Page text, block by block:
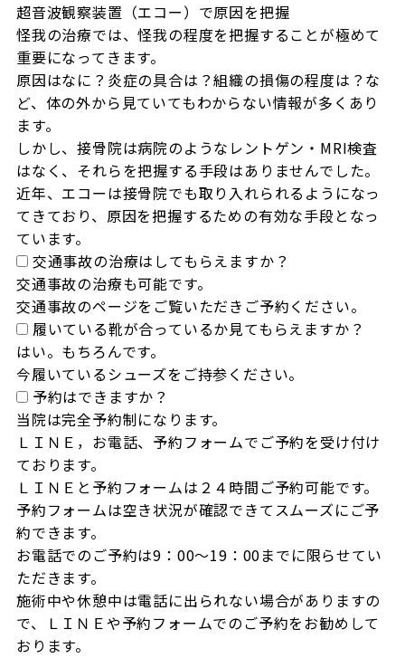
超音波観察装置（エコー）で原因を把握
怪我の治療では、怪我の程度を把握することが極めて
重要になってきます。
原因はなに？炎症の具合は？組織の損傷の程度は？な
ど、体の外から見ていてもわからない情報が多くあり
ます。
しかし、接骨院は病院のようなレントゲン・MRI検査
はなく、それらを把握する手段はありませんでした。
近年、エコーは接骨院でも取り入れられるようになっ
てきており、原因を把握するための有効な手段となっ
ています。
交通事故の治療はしてもらえますか？
交通事故の治療も可能です。
交通事故のページをご覧いただきご予約ください。
履いている靴が合っているか見てもらえますか？
はい。もちろんです。
今履いているシューズをご持参ください。
予約はできますか？
当院は完全予約制になります。
ＬＩＮＥ，お電話、予約フォームでご予約を受け付け
ております。
ＬＩＮＥと予約フォームは２４時間ご予約可能です。
予約フォームは空き状況が確認できてスムーズにご予
約できます。
お電話でのご予約は9：00～19：00までに限らせてい
ただきます。
施術中や休憩中は電話に出られない場合がありますの
で、ＬＩＮＥや予約フォームでのご予約をお勧めして
おります。